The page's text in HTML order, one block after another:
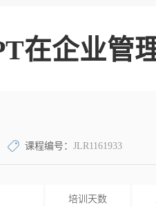
在企业管
课程编号： JLR1161933
培训天数